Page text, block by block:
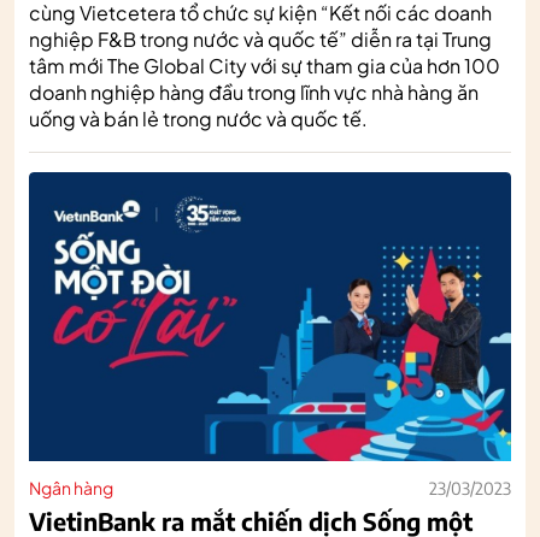
cùng Vietcetera tổ chức sự kiện “Kết nối các doanh
nghiệp F&B trong nước và quốc tế” diễn ra tại Trung
tâm mới The Global City với sự tham gia của hơn 100
doanh nghiệp hàng đầu trong lĩnh vực nhà hàng ăn
uống và bán lẻ trong nước và quốc tế.
Ngân hàng 23/03/2023
VietinBank ra mắt chiến dịch Sống một